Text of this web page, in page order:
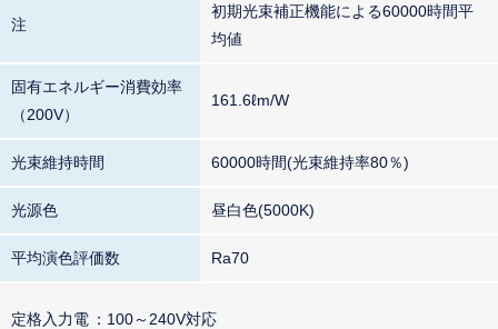
注
初期光束補正機能による60000時間平
均値
固有エネルギー消費効率
（200V）
161.6ℓm/W
光束維持時間 60000時間(光束維持率80％)
光源色 昼白色(5000K)
平均演色評価数 Ra70
定格入力電
100～240V対応